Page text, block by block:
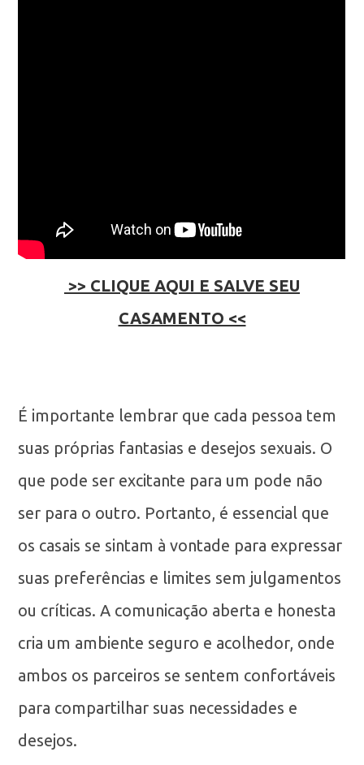
>> CLIQUE AQUI E SALVE SEU
CASAMENTO <<
É importante lembrar que cada pessoa tem
suas próprias fantasias e desejos sexuais. O
que pode ser excitante para um pode não
ser para o outro. Portanto, é essencial que
os casais se sintam à vontade para expressar
suas preferências e limites sem julgamentos
ou críticas. A comunicação aberta e honesta
cria um ambiente seguro e acolhedor, onde
ambos os parceiros se sentem confortáveis
para compartilhar suas necessidades e
desejos.